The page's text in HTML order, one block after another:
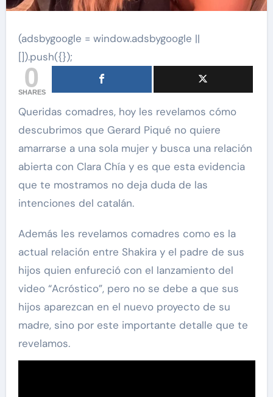
(adsbygoogle = window.adsbygoogle ||
[]).push({});
0
SHARES
Queridas comadres, hoy les revelamos cómo
descubrimos que Gerard Piqué no quiere
amarrarse a una sola mujer y busca una relación
abierta con Clara Chía y es que esta evidencia
que te mostramos no deja duda de las
intenciones del catalán.
Además les revelamos comadres como es la
actual relación entre Shakira y el padre de sus
hijos quien enfureció con el lanzamiento del
video “Acróstico”, pero no se debe a que sus
hijos aparezcan en el nuevo proyecto de su
madre, sino por este importante detalle que te
revelamos.